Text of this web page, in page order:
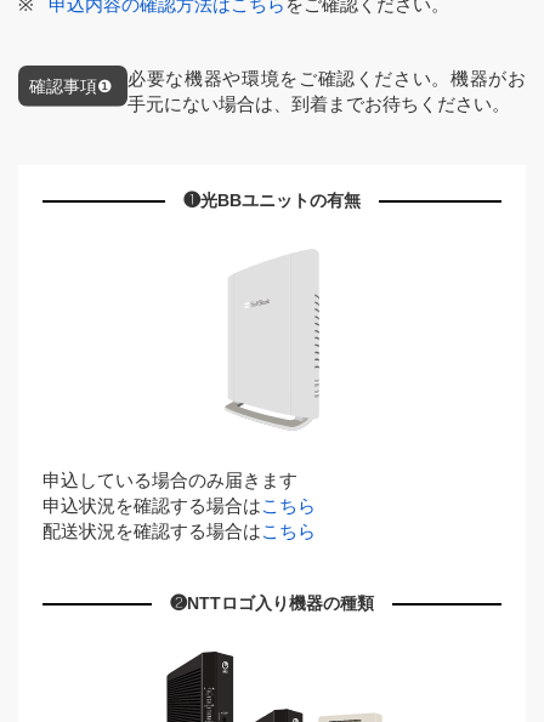
申込内容の確認方法はこちら をご確認ください。
必要な機器や環境をご確認ください。機器がお
⼿元にない場合は、到着までお待ちください。
❶光BBユニットの有無
申込している場合のみ届きます
申込状況を確認する場合はこちら
配送状況を確認する場合はこちら
❷NTTロゴ入り機器の種類